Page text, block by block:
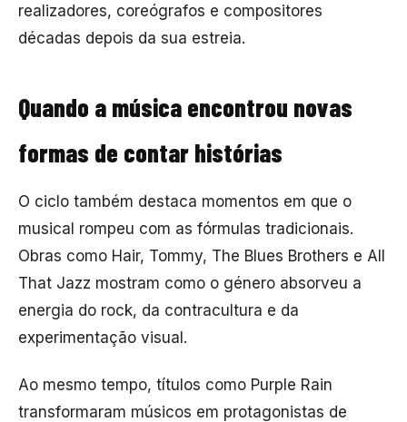
realizadores, coreógrafos e compositores
décadas depois da sua estreia.
Quando a música encontrou novas
formas de contar histórias
O ciclo também destaca momentos em que o
musical rompeu com as fórmulas tradicionais.
Obras como Hair, Tommy, The Blues Brothers e All
That Jazz mostram como o género absorveu a
energia do rock, da contracultura e da
experimentação visual.
Ao mesmo tempo, títulos como Purple Rain
transformaram músicos em protagonistas de